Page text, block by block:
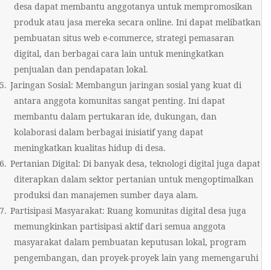
desa dapat membantu anggotanya untuk mempromosikan
produk atau jasa mereka secara online. Ini dapat melibatkan
pembuatan situs web e-commerce, strategi pemasaran
digital, dan berbagai cara lain untuk meningkatkan
penjualan dan pendapatan lokal.
Jaringan Sosial: Membangun jaringan sosial yang kuat di
antara anggota komunitas sangat penting. Ini dapat
membantu dalam pertukaran ide, dukungan, dan
kolaborasi dalam berbagai inisiatif yang dapat
meningkatkan kualitas hidup di desa.
Pertanian Digital: Di banyak desa, teknologi digital juga dapat
diterapkan dalam sektor pertanian untuk mengoptimalkan
produksi dan manajemen sumber daya alam.
Partisipasi Masyarakat: Ruang komunitas digital desa juga
memungkinkan partisipasi aktif dari semua anggota
masyarakat dalam pembuatan keputusan lokal, program
pengembangan, dan proyek-proyek lain yang memengaruhi